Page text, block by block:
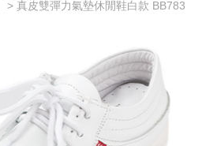
> 真皮雙彈力氣墊休閒鞋白款 BB783